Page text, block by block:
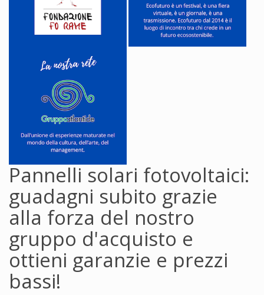
Pannelli solari fotovoltaici:
guadagni subito grazie
alla forza del nostro
gruppo d'acquisto e
ottieni garanzie e prezzi
bassi!